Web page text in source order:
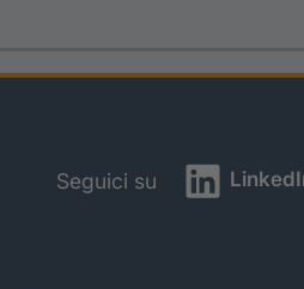
Seguici su